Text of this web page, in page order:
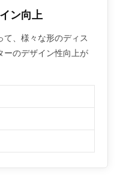
ン向上
、様々な形のディス
ーのデザイン性向上が